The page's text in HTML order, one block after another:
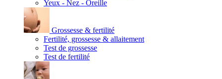
Yeux - Nez - Oreille
Grossesse & fertilité
Fertilité, grossesse & allaitement
Test de grossesse
Test de fertilité